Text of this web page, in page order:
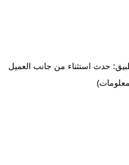
حدث استثناء من جانب العميل